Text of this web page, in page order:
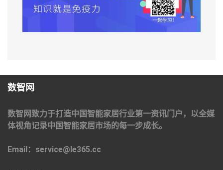
数智网
数智网致力于打造中国智能家居行业第一资讯门户，以全媒
体视角记录中国智能家居市场的每一步成长。
Email：service@le365.cc